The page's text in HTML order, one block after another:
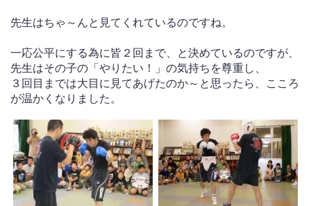
先生はちゃ～んと見てくれているのですね。
一応公平にする為に皆２回まで、と決めているのですが、
先生はその子の「やりたい！」の気持ちを尊重し、
３回目までは大目に見てあげたのか～と思ったら、こころ
が温かくなりました。